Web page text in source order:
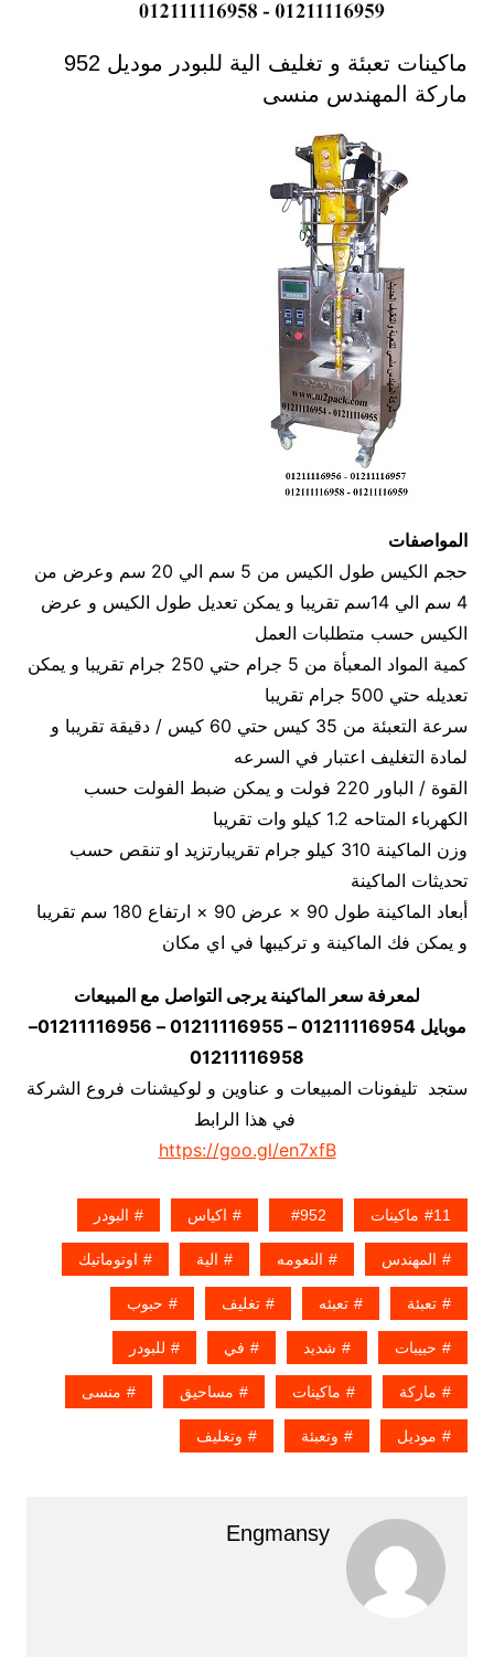
ماكينات تعبئة و تغليف الية للبودر موديل 952
ماركة المهندس منسى
المواصفات
حجم الكيس طول الكيس من 5 سم الي 20 سم وعرض من
4 سم الي 14سم تقريبا و يمكن تعديل طول الكيس و عرض
الكيس حسب متطلبات العمل
كمية المواد المعبأة من 5 جرام حتي 250 جرام تقريبا و يمكن
تعديله حتي 500 جرام تقريبا
سرعة التعبئة من 35 كيس حتي 60 كيس / دقيقة تقريبا و
لمادة التغليف اعتبار في السرعه
القوة / الباور 220 فولت و يمكن ضبط الفولت حسب
الكهرباء المتاحه 1.2 كيلو وات تقريبا
وزن الماكينة 310 كيلو جرام تقريبارتزيد او تنقص حسب
تحديثات الماكينة
أبعاد الماكينة طول 90 × عرض 90 × ارتفاع 180 سم تقريبا
و يمكن فك الماكينة و تركيبها في اي مكان
لمعرفة سعر الماكينة يرجى التواصل مع المبيعات
موبايل 01211116954 – 01211116955 – 01211116956–
01211116958
ستجد تليفونات المبيعات و عناوين و لوكيشنات فروع الشركة
في هذا الرابط
https://goo.gl/en7xfB
11ماكينات 952 اكياس البودر
المهندس النعومه الية اوتوماتيك
تعبئة تعبئه تغليف حبوب
حبيبات شديد في للبودر
ماركة ماكينات مساحيق منسى
موديل وتعبئة وتغليف
Engmansy